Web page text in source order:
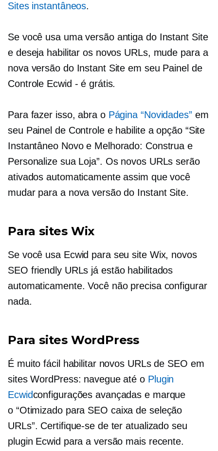
Sites instantâneos.
Se você usa uma versão antiga do Instant Site
e deseja habilitar os novos URLs, mude para a
nova versão do Instant Site em seu Painel de
Controle Ecwid - é grátis.
Para fazer isso, abra o Página “Novidades” em
seu Painel de Controle e habilite a opção “Site
Instantâneo Novo e Melhorado: Construa e
Personalize sua Loja”. Os novos URLs serão
ativados automaticamente assim que você
mudar para a nova versão do Instant Site.
Para sites Wix
Se você usa Ecwid para seu site Wix, novos
SEO friendlyURLs já estão habilitados
automaticamente. Você não precisa configurar
nada.
Para sites WordPress
É muito fácil habilitar novos URLs de SEO em
sites WordPress: navegue até o Plugin
Ecwidconfigurações avançadas e marque
o “Otimizado para SEO caixa de seleção
URLs”. Certifique-se de ter atualizado seu
plugin Ecwid para a versão mais recente.